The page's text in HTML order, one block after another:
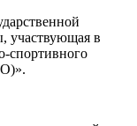
участвующая в
спортивного